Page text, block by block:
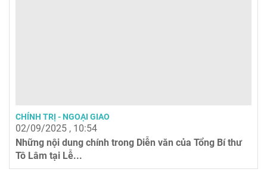
CHÍNH TRỊ - NGOẠI GIAO
02/09/2025 , 10:54
Những nội dung chính trong Diễn văn của Tổng Bí thư
Tô Lâm tại Lễ...